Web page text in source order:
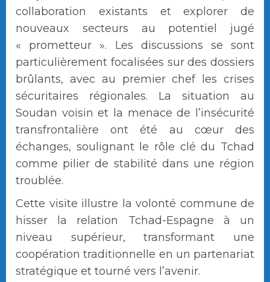
collaboration existants et explorer de
nouveaux secteurs au potentiel jugé
« prometteur ». Les discussions se sont
particulièrement focalisées sur des dossiers
brûlants, avec au premier chef les crises
sécuritaires régionales. La situation au
Soudan voisin et la menace de l’insécurité
transfrontalière ont été au cœur des
échanges, soulignant le rôle clé du Tchad
comme pilier de stabilité dans une région
troublée.
Cette visite illustre la volonté commune de
hisser la relation Tchad-Espagne à un
niveau supérieur, transformant une
coopération traditionnelle en un partenariat
stratégique et tourné vers l’avenir.